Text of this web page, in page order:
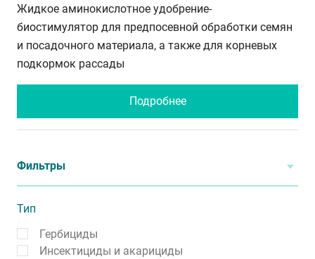
Жидкое аминокислотное удобрение-
биостимулятор для предпосевной обработки семян
и посадочного материала, а также для корневых
подкормок рассады
Подробнее
Фильтры
Тип
Гербициды
Инсектициды и акарициды